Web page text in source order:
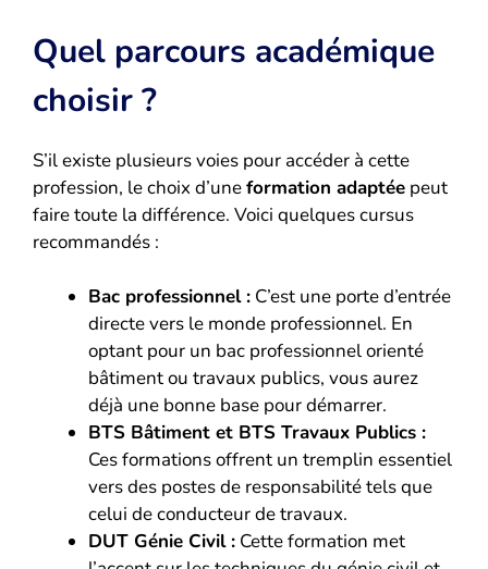
Quel parcours académique
choisir ?
S’il existe plusieurs voies pour accéder à cette
profession, le choix d’uneformation adaptée peut
faire toute la différence. Voici quelques cursus
recommandés :
Bac professionnel : C’est une porte d’entrée
directe vers le monde professionnel. En
optant pour un bac professionnel orienté
bâtiment ou travaux publics, vous aurez
déjà une bonne base pour démarrer.
BTS Bâtiment et BTS Travaux Publics :
Ces formations offrent un tremplin essentiel
vers des postes de responsabilité tels que
celui de conducteur de travaux.
DUT Génie Civil : Cette formation met